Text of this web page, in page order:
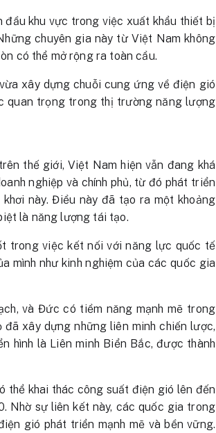
đầu khu vực trong việc xuất khẩu thiết bị
chuyên gia này từ Việt Nam không
có thể mở rộng ra toàn cầu.
xây dựng chuỗi cung ứng về điện gió
quan trọng trong thị trường năng lượng
thế giới, Việt Nam hiện vẫn đang khá
nghiệp và chính phủ, từ đó phát triển
này. Điều này đã tạo ra một khoảng
là năng lượng tái tạo.
trong việc kết nối với năng lực quốc tế
mình như kinh nghiệm của các quốc gia
và Đức có tiềm năng mạnh mẽ trong
đã xây dựng những liên minh chiến lược,
hình là Liên minh Biển Bắc, được thành
thể khai thác công suất điện gió lên đến
Nhờ sự liên kết này, các quốc gia trong
gió phát triển mạnh mẽ và bền vững.